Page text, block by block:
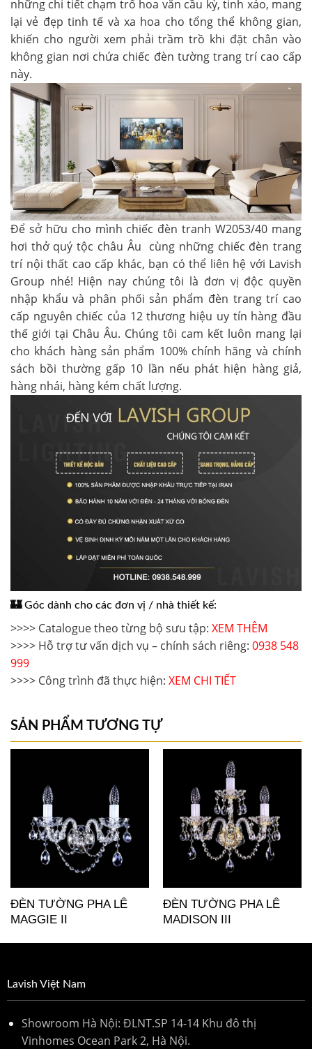
những chi tiết chạm trổ hoa văn cầu kỳ, tinh xảo, mang
lại vẻ đẹp tinh tế và xa hoa cho tổng thể không gian,
khiến cho người xem phải trầm trồ khi đặt chân vào
không gian nơi chứa chiếc đèn tường trang trí cao cấp
này.
Để sở hữu cho mình chiếc đèn tranh W2053/40 mang
hơi thở quý tộc châu Âu cùng những chiếc đèn trang
trí nội thất cao cấp khác, bạn có thể liên hệ với Lavish
Group nhé! Hiện nay chúng tôi là đơn vị độc quyền
nhập khẩu và phân phối sản phẩm đèn trang trí cao
cấp nguyên chiếc của 12 thương hiệu uy tín hàng đầu
thế giới tại Châu Âu. Chúng tôi cam kết luôn mang lại
cho khách hàng sản phẩm 100% chính hãng và chính
sách bồi thường gấp 10 lần nếu phát hiện hàng giả,
hàng nhái, hàng kém chất lượng.
🏰Góc dành cho các đơn vị / nhà thiết kế:
>>>> Catalogue theo từng bộ sưu tập: XEM THÊM
>>>> Hỗ trợ tư vấn dịch vụ – chính sách riêng: 0938 548
999
>>>> Công trình đã thực hiện: XEM CHI TIẾT
SẢN PHẨM TƯƠNG TỰ
ĐÈN TƯỜNG PHA LÊ
MAGGIE II
ĐÈN TƯỜNG PHA LÊ
MADISON III
Lavish Việt Nam
Showroom Hà Nội: ĐLNT.SP 14-14 Khu đô thị
Vinhomes Ocean Park 2, Hà Nội.